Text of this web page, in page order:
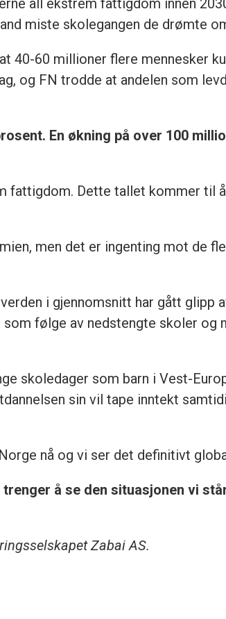
miste skolegangen de drømte
40-60 millioner flere mennesker
og FN trodde at andelen som
En økning på over 100
fattigdom. Dette tallet kommer til
men det er ingenting mot de
i gjennomsnitt har gått glipp
følge av nedstengte skoler og
skoledager som barn i Vest-
sin vil tape inntekt
nå og vi ser det definitivt
å se den situasjonen vi
Zabai AS.